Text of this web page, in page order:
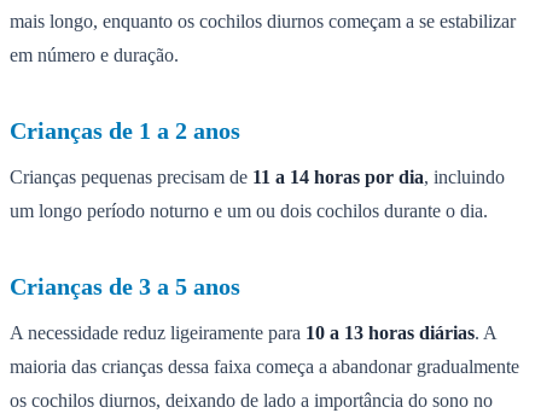
mais longo, enquanto os cochilos diurnos começam a se estabilizar
em número e duração.
Crianças de 1 a 2 anos
Crianças pequenas precisam de 11 a 14 horas por dia, incluindo
um longo período noturno e um ou dois cochilos durante o dia.
Crianças de 3 a 5 anos
A necessidade reduz ligeiramente para 10 a 13 horas diárias. A
maioria das crianças dessa faixa começa a abandonar gradualmente
os cochilos diurnos, deixando de lado a importância do sono no